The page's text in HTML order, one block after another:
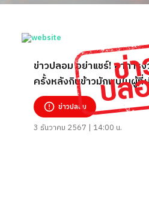
ข่าวปลอม อย่าแชร์! อาการ
ครั้งหลังกินข้าวมักพบในผู้ที่
ข่าวปลอม
3 ธันวาคม 2567 | 14:00 น.